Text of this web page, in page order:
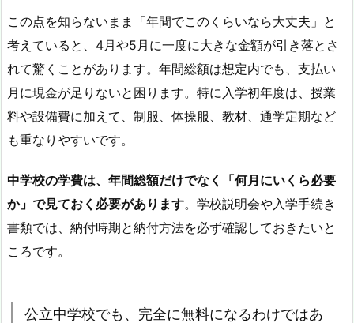
この点を知らないまま「年間でこのくらいなら大丈夫」と
考えていると、4月や5月に一度に大きな金額が引き落とさ
れて驚くことがあります。年間総額は想定内でも、支払い
月に現金が足りないと困ります。特に入学初年度は、授業
料や設備費に加えて、制服、体操服、教材、通学定期など
も重なりやすいです。
中学校の学費は、年間総額だけでなく「何月にいくら必要
か」で見ておく必要があります。学校説明会や入学手続き
書類では、納付時期と納付方法を必ず確認しておきたいと
ころです。
公立中学校でも、完全に無料になるわけではあ